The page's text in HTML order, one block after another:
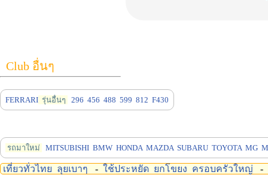
Club อื่นๆ
FERRARI รุ่นอื่นๆ 296 456 488 599 812 F430
รถมาใหม่ MITSUBISHI BMW HONDA MAZDA SUBARU TOYOTA MG
เที่ยวทั่วไทย ลุยเบาๆ - ใช้ประหยัด ยกโขยง ครอบครัวใหญ่ -